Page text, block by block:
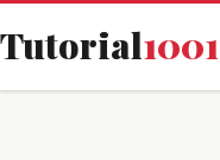
Tutorial1001